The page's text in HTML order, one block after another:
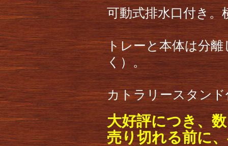
可動式排水口付き。
トレーと本体は分
く）。
カトラリースタン
大好評につき、
売り切れる前に